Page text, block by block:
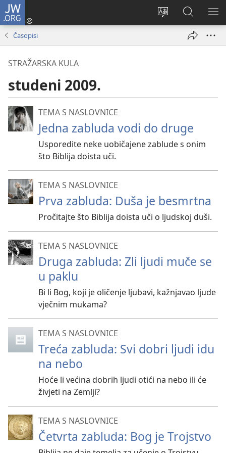
JW.ORG
Promijeni
Prijava
(otvara
JW.ORG
|
Pretraga
Časopisi
STRAŽARSKA KULA
studeni 2009.
TEMA S NASLOVNICE
Jedna zabluda vodi do druge
Usporedite neke uobičajene zablude s onim
što Biblija doista uči.
TEMA S NASLOVNICE
Prva zabluda: Duša je besmrtna
Pročitajte što Biblija doista uči o ljudskoj duši.
TEMA S NASLOVNICE
Druga zabluda: Zli ljudi muče se
u paklu
Bi li Bog, koji je oličenje ljubavi, kažnjavao ljude
vječnim mukama?
TEMA S NASLOVNICE
Treća zabluda: Svi dobri ljudi idu
na nebo
Hoće li većina dobrih ljudi otići na nebo ili će
živjeti na Zemlji?
TEMA S NASLOVNICE
Četvrta zabluda: Bog je Trojstvo